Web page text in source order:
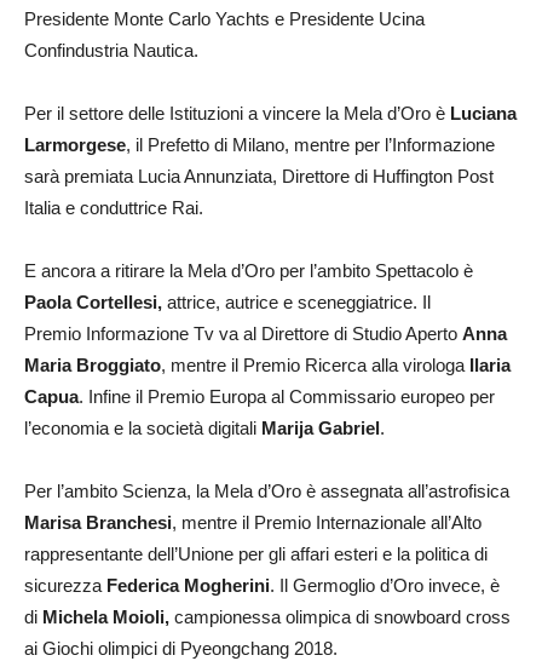
Presidente Monte Carlo Yachts e Presidente Ucina
Confindustria Nautica.
Per il settore delle Istituzioni a vincere la Mela d’Oro è Luciana
Larmorgese, il Prefetto di Milano, mentre per l’Informazione
sarà premiata Lucia Annunziata, Direttore di Huffington Post
Italia e conduttrice Rai.
E ancora a ritirare la Mela d’Oro per l’ambito Spettacolo è
Paola Cortellesi, attrice, autrice e sceneggiatrice. Il
Premio Informazione Tv va al Direttore di Studio Aperto Anna
Maria Broggiato, mentre il Premio Ricerca alla virologa Ilaria
Capua. Infine il Premio Europa al Commissario europeo per
l’economia e la società digitali Marija Gabriel.
Per l’ambito Scienza, la Mela d’Oro è assegnata all’astrofisica
Marisa Branchesi, mentre il Premio Internazionale all’Alto
rappresentante dell’Unione per gli affari esteri e la politica di
sicurezza Federica Mogherini. Il Germoglio d’Oro invece, è
di Michela Moioli, campionessa olimpica di snowboard cross
ai Giochi olimpici di Pyeongchang 2018.